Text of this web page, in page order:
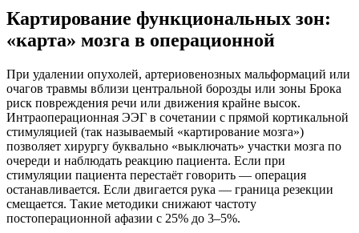
Картирование функциональных зон:
«карта» мозга в операционной
При удалении опухолей, артериовенозных мальформаций или
очагов травмы вблизи центральной борозды или зоны Брока
риск повреждения речи или движения крайне высок.
Интраоперационная ЭЭГ в сочетании с прямой кортикальной
стимуляцией (так называемый «картирование мозга»)
позволяет хирургу буквально «выключать» участки мозга по
очереди и наблюдать реакцию пациента. Если при
стимуляции пациента перестаёт говорить — операция
останавливается. Если двигается рука — граница резекции
смещается. Такие методики снижают частоту
постоперационной афазии с 25% до 3–5%.